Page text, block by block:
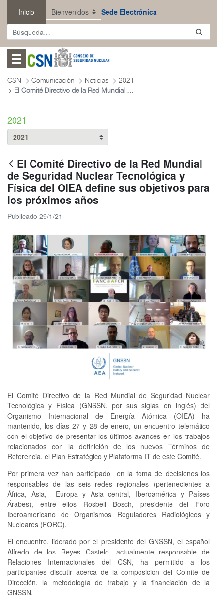
Saltar al contenido principal
Inicio Sede Electrónica
Abrir menú
CSN Comunicación Noticias
2021
El Comité Directivo de la Red Mundial de Seguridad Nuclear Tecnológica y Física del OIEA define sus objetivos para los próximos años
2021
El Comité Directivo de la Red Mundial
de Seguridad Nuclear Tecnológica y
Física del OIEA define sus objetivos para
los próximos años
Publicado 29/1/21
El Comité Directivo de la Red Mundial de Seguridad Nuclear
Tecnológica y Física (GNSSN, por sus siglas en inglés) del
Organismo Internacional de Energía Atómica (OIEA) ha
mantenido, los días 27 y 28 de enero, un encuentro telemático
con el objetivo de presentar los últimos avances en los trabajos
relacionados con la definición de los nuevos Términos de
Referencia, el Plan Estratégico y Plataforma IT de este Comité.
Por primera vez han participado en la toma de decisiones los
responsables de las seis redes regionales (pertenecientes a
África, Asia, Europa y Asia central, Iberoamérica y Países
Árabes), entre ellos Rosbell Bosch, presidente del Foro
Iberoamericano de Organismos Reguladores Radiológicos y
Nucleares (FORO).
El encuentro, liderado por el presidente del GNSSN, el español
Alfredo de los Reyes Castelo, actualmente responsable de
Relaciones Internacionales del CSN, ha permitido a los
participantes discutir acerca de la composición del Comité de
Dirección, la metodología de trabajo y la financiación de la
GNSSN.